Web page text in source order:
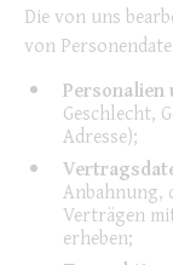
Die von uns
von
Geschlecht,
Adresse);
Anbahnung,
Verträgen
erheben;